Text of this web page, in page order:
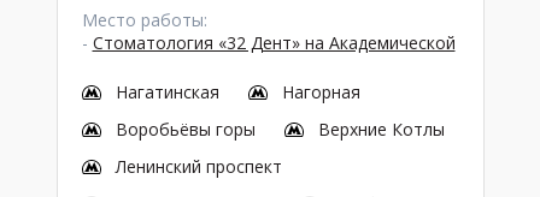
Место работы:
- Стоматология «32 Дент» на Академической
Нагатинская
Нагорная
Воробьёвы горы
Верхние Котлы
Ленинский проспект